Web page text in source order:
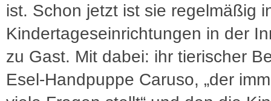
ist. Schon jetzt ist sie regelmäßig
Kindertageseinrichtungen in der
zu Gast. Mit dabei: ihr tierischer
Esel-Handpuppe Caruso, „der